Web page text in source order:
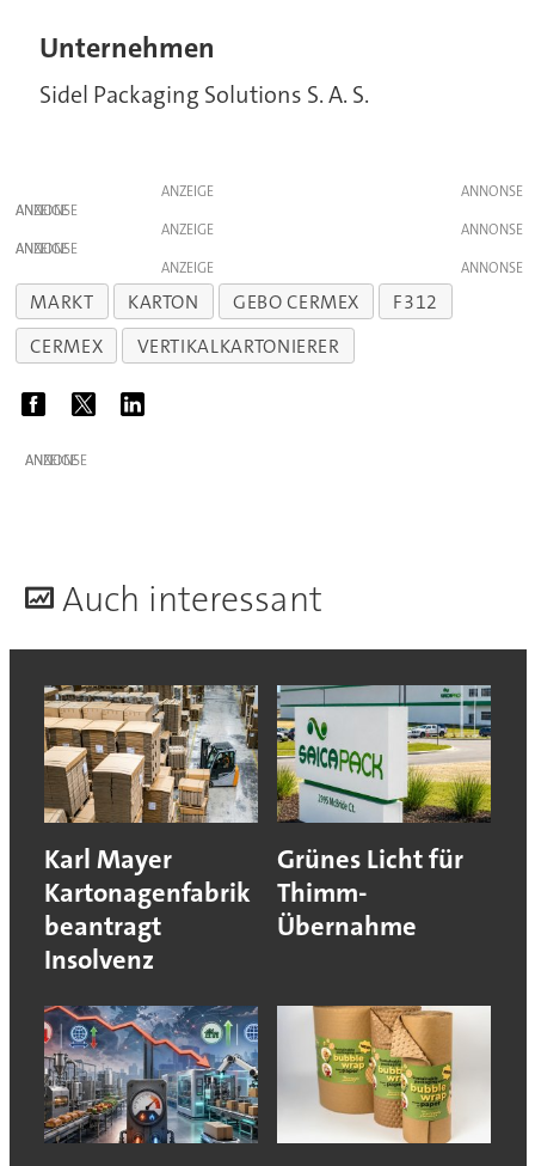
Unternehmen
Sidel Packaging Solutions S. A. S.
ANZEIGE
ANZEIGE
ANZEIGE
ANZEIGE
ANZEIGE
MARKT KARTON GEBO CERMEX
F312
CERMEX
VERTIKALKARTONIERER
ANZEIGE
Auch interessant
Karl Mayer
Kartonagenfabrik
beantragt
Insolvenz
Grünes Licht für
Thimm-
Übernahme